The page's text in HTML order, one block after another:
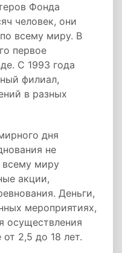
Фонда
человек, они
всему миру. В
первое
С 1993 года
филиал,
в разных
дня
не
всему миру
акции,
Деньги,
мероприятиях,
осуществления
2,5 до 18 лет.